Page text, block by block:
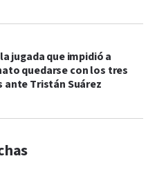
jugada que impidió a
quedarse con los tres
ante Tristán Suárez